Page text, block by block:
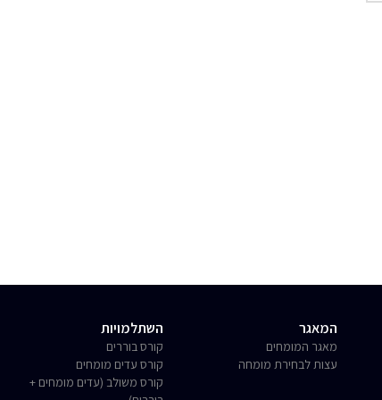
המאגר
מאגר המומחים
עצות לבחירת מומחה
השתלמויות
קורס בוררים
קורס עדים מומחים
קורס משולב (עדים מומחים +